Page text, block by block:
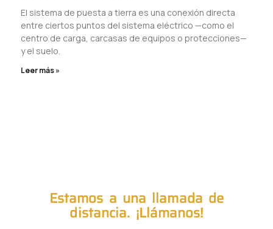
El sistema de puesta a tierra es una conexión directa
entre ciertos puntos del sistema eléctrico —como el
centro de carga, carcasas de equipos o protecciones—
y el suelo.
Leer más »
Estamos a una llamada de
distancia. ¡Llámanos!